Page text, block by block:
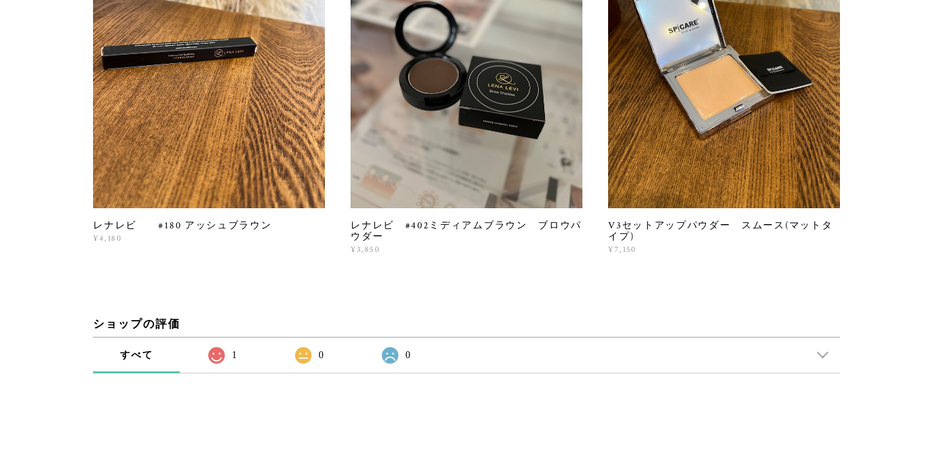
レナレビ #180 アッシュブラウン
¥4,180
レナレビ #402ミディアムブラウン ブロウパ
ウダー
¥3,850
V3セットアップパウダー スムース(マットタ
イプ)
¥7,150
ショップの評価
すべて 1 0 0